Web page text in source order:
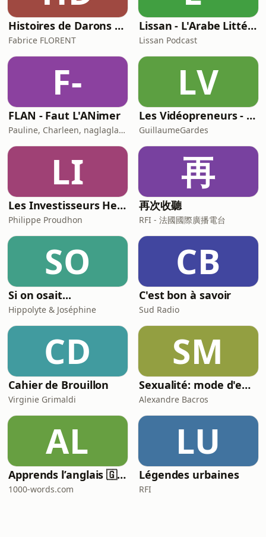
Histoires de Darons (des pères qui parlent de paternité)
Fabrice FLORENT
Lissan - L'Arabe Littéraire au Quotidien
Lissan Podcast
F-
FLAN - Faut L'ANimer
Pauline, Charleen, naglaglasson, Élabète
LV
Les Vidéopreneurs - Le Podcast des vidéastes entrepreneurs.
GuillaumeGardes
LI
Les Investisseurs Heureux : le podcast sans langue de bois
Philippe Proudhon
再
再次收聽
RFI - 法國國際廣播電台
SO
Si on osait...
Hippolyte & Joséphine
CB
C'est bon à savoir
Sud Radio
CD
Cahier de Brouillon
Virginie Grimaldi
SM
Sexualité: mode d'emploi
Alexandre Bacros
AL
Apprends l’anglais 🇬🇧 pendant ton sommeil 😴 1000 phrases pour débutants | avec 1000-words.com
1000-words.com
LU
Légendes urbaines
RFI